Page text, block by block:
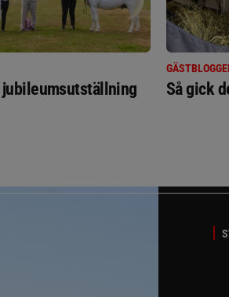
jubileumsutställning Så gick